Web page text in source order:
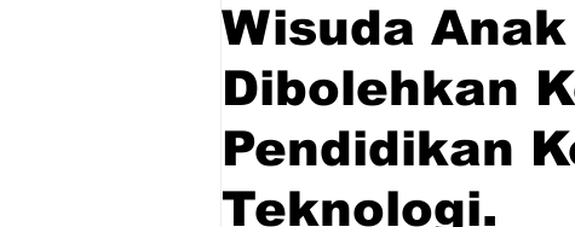
Wisuda
Dibolehkan
Pendidikan
Teknologi.